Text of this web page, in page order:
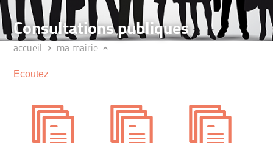
Consultations publiques
accueil ma mairie
Ecoutez